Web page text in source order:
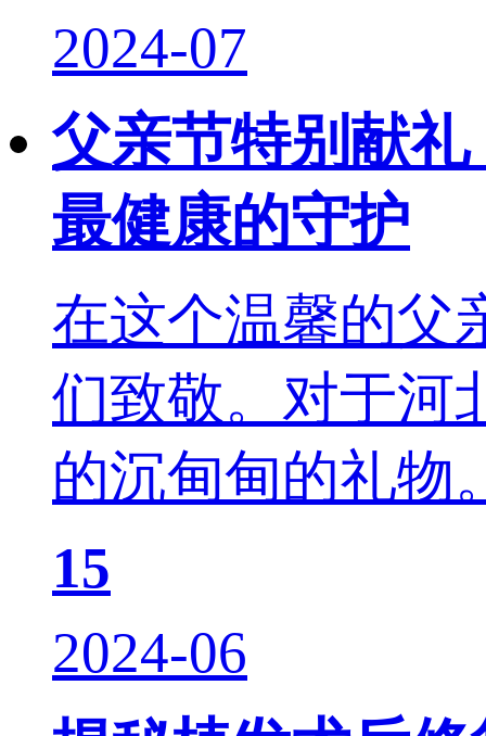
2024-07
父亲节特别献
最健康的守护
在这个温馨的父
们致敬。对于河
的沉甸甸的礼物
15
2024-06